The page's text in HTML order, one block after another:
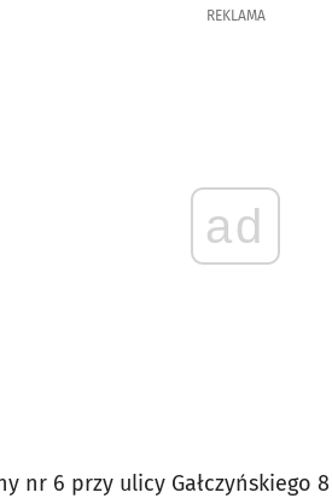
REKLAMA
ad
nr 6 przy ulicy Gałczyńskiego